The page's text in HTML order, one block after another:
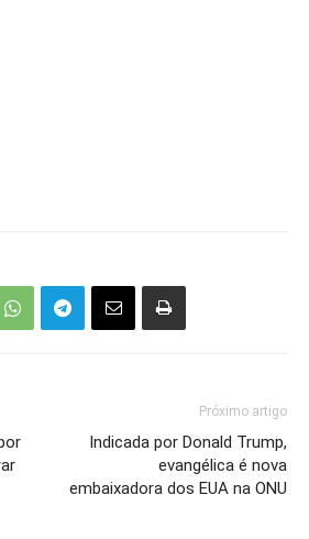
Próximo artigo
Indicada por Donald Trump,
evangélica é nova
embaixadora dos EUA na ONU